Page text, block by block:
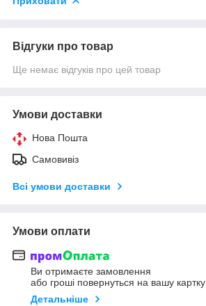
Відгуки про товар
Ще немає відгуків про цей товар
Умови доставки
Нова Пошта
Самовивіз
Всі умови доставки
Умови оплати
Ви отримаєте замовлення
або гроші повернуться на вашу картку
Детальніше